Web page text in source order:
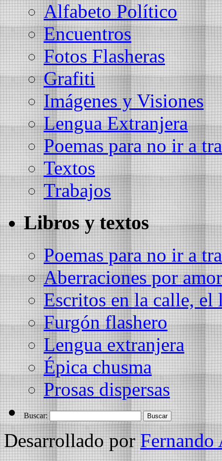
Alfabeto Político
Encuentros
Fotos Flasheras
Grafiti
Imágenes y Visiones
Lengua Extranjera
Poemas para no ir a
Textos
Trabajos
Libros y textos
Poemas para no ir a
Aberraciones por amor
Escritos en la calle, el
Furgón flashero
Lengua extranjera
Épica chusma
Prosas dispersas
Buscar:
Desarrollado porFernando